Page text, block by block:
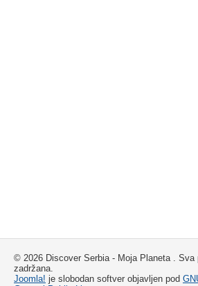
© 2026 Discover Serbia - Moja Planeta . Sva
zadržana.
Joomla! je slobodan softver objavljen pod